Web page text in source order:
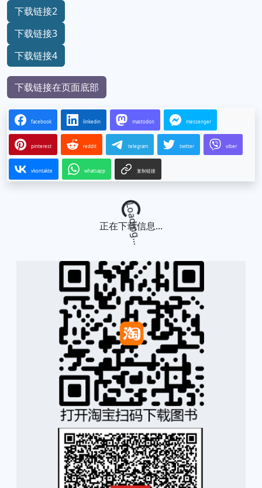
下载链接2
下载链接3
下载链接4
下载链接在页面底部
facebook linkedin mastodon messenger
pinterest reddit telegram twitter viber
vkontakte whatsapp 复制链接
Loading...
正在下载信息...